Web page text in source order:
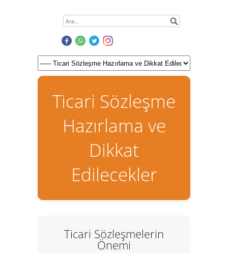
Ticari Sözleşme
Hazırlama ve
Dikkat
Edilecekler
Ticari Sözleşmelerin
Önemi